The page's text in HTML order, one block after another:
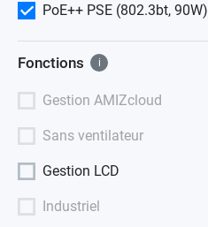
PoE++ PSE (802.3bt, 90W)
Fonctions i
Gestion AMIZcloud
Sans ventilateur
Gestion LCD
Industriel